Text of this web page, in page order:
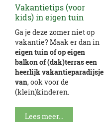
Vakantietips (voor
kids) in eigen tuin
Ga je deze zomer niet op
vakantie? Maak er dan in
eigen tuin of op eigen
balkon of (dak)terras een
heerlijk vakantieparadijsje
van, ook voor de
(klein)kinderen.
Lees meer...